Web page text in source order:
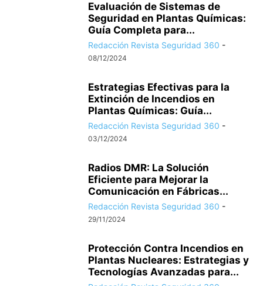
Evaluación de Sistemas de
Seguridad en Plantas Químicas:
Guía Completa para...
Redacción Revista Seguridad 360 -
08/12/2024
Estrategias Efectivas para la
Extinción de Incendios en
Plantas Químicas: Guía...
Redacción Revista Seguridad 360 -
03/12/2024
Radios DMR: La Solución
Eficiente para Mejorar la
Comunicación en Fábricas...
Redacción Revista Seguridad 360 -
29/11/2024
Protección Contra Incendios en
Plantas Nucleares: Estrategias y
Tecnologías Avanzadas para...